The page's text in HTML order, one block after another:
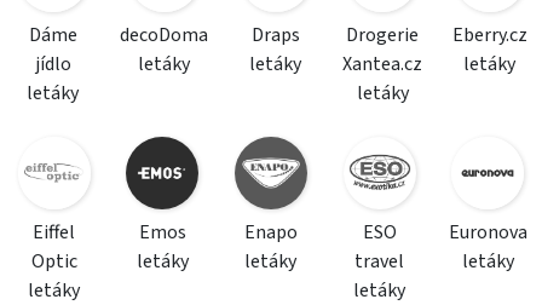
Dáme
jídlo
letáky
decoDoma
letáky
Draps
letáky
Drogerie
Xantea.cz
letáky
Eberry.cz
letáky
Eiffel
Optic
letáky
Emos
letáky
Enapo
letáky
ESO
travel
letáky
Euronova
letáky